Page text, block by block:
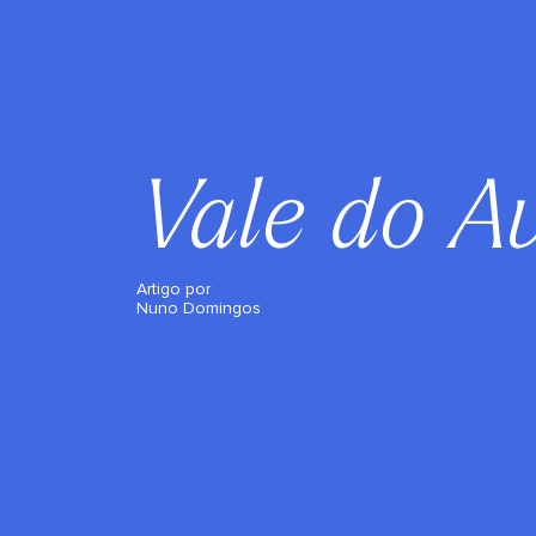
Vale do
Artigo por
Nuno Domingos